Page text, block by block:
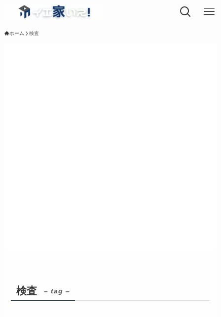
ホーム 検査
検査 – tag –